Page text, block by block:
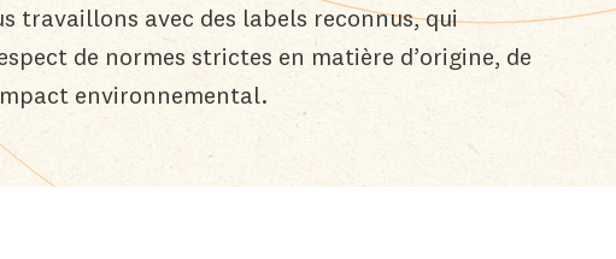
travaillons avec des labels reconnus, qui
de normes strictes en matière d’origine, de
environnemental.